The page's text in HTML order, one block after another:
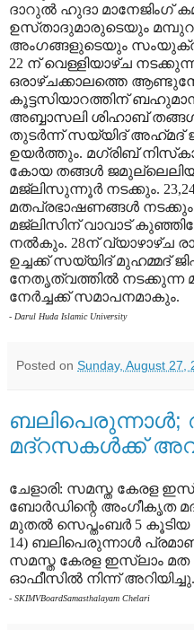
ദാറുല്‍ ഹുദാ മാനേജിംഗ്‌
ഉസ്‌താദുമാരുടെയും മമ്പുറം
അംഗങ്ങളുടെയും സംയുക്ത
22 ന്‌ വെള്ളിയാഴ്‌ച
ഒരാഴ്‌ചക്കാലത്തെ
കൂട്ടസിയാറത്തിന്‌
അബ്ബാസലി ശിഹാബ്‌
തുടര്‍ന്ന്‌ സയ്യിദ്‌ അഹ്‌മദ്‌
ഉയര്‍ത്തും. മഗ്‌രിബ്‌
കോയ തങ്ങള്‍
മജ്‌ലിസുന്നൂര്‍ നടക്കും.
മതപ്രഭാഷണങ്ങള്‍
മജ്‌ലിസിന്‌ വാവാട്‌
നല്‍കും. 28ന്‌ വ്യാഴാഴ്ച
ഉച്ചക്ക്‌ സയ്യിദ്‌ മുഹമ്മദ്‌
നേതൃത്വത്തില്‍ നടക്കുന്ന
നേര്‍ച്ചക്ക്‌ സമാപനമാകും.
- Darul Huda Islamic University
Posted on Sunday, August 27,
ബലിപെരുന്നാള്‍;
മദ്‌റസകള്‍ക്ക്
ചേളാരി: സമസ്ത കേരള
ബോര്‍ഡിന്റെ അംഗീകൃത
മുതല്‍ സെപ്തംബര്‍ 5
14) ബലിപെരുന്നാള്‍
സമസ്ത കേരള ഇസ്‌ലാം
ഓഫീസില്‍ നിന്ന് അറിയിച്ചു.
- SKIMVBoardSamasthalayam Chelari